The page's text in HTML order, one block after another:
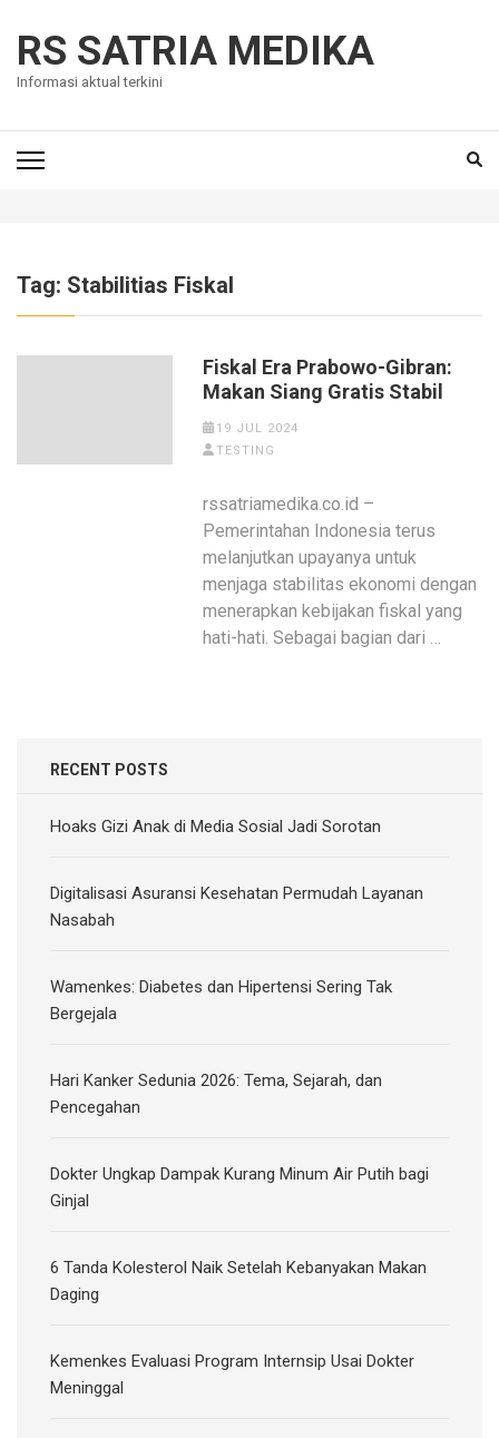
content
(Press
RS SATRIA MEDIKA
Informasi aktual terkini
Tag: Stabilitias Fiskal
Fiskal Era Prabowo-Gibran:
Makan Siang Gratis Stabil
19 JUL 2024
TESTING
rssatriamedika.co.id –
Pemerintahan Indonesia terus
melanjutkan upayanya untuk
menjaga stabilitas ekonomi dengan
menerapkan kebijakan fiskal yang
hati-hati. Sebagai bagian dari …
RECENT POSTS
Hoaks Gizi Anak di Media Sosial Jadi Sorotan
Digitalisasi Asuransi Kesehatan Permudah Layanan
Nasabah
Wamenkes: Diabetes dan Hipertensi Sering Tak
Bergejala
Hari Kanker Sedunia 2026: Tema, Sejarah, dan
Pencegahan
Dokter Ungkap Dampak Kurang Minum Air Putih bagi
Ginjal
6 Tanda Kolesterol Naik Setelah Kebanyakan Makan
Daging
Kemenkes Evaluasi Program Internsip Usai Dokter
Meninggal